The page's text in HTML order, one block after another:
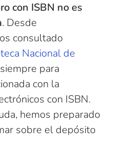
con ISBN no es
. Desde
consultado
Nacional de
para
con la
con ISBN.
hemos preparado
sobre el depósito